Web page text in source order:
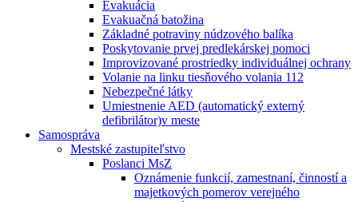
Evakuácia
Evakuačná batožina
Základné potraviny núdzového balíka
Poskytovanie prvej predlekárskej pomoci
Improvizované prostriedky individuálnej ochrany
Volanie na linku tiesňového volania 112
Nebezpečné látky
Umiestnenie AED (automatický externý
defibrilátor)v meste
Samospráva
Mestské zastupiteľstvo
Poslanci MsZ
Oznámenie funkcií, zamestnaní, činností a
majetkových pomerov verejného